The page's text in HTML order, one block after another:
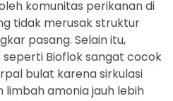
komunitas perikanan di
tidak merusak struktur
pasang. Selain itu,
Bioflok sangat cocok
bulat karena sirkulasi
limbah amonia jauh lebih